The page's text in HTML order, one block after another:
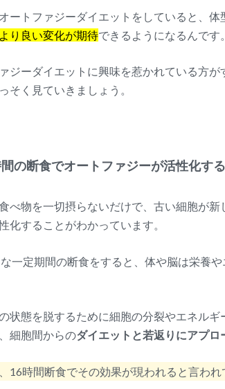
ートファジーダイエットをしていると、体
り良い変化が期待できるようになるんです。
ジーダイエットに興味を惹かれている方
そく見ていきましょう。
の断食でオートファジーが活性化する
べ物を一切摂らないだけで、古い細胞が
化することがわかっています。
一定期間の断食をすると、体や脳は栄養
状態を脱するために細胞の分裂やエネル
細胞間からのダイエットと若返りにアプロ
16時間断食でその効果が現われると言われ